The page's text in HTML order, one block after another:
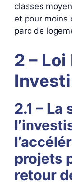
classes
et pour moins
parc de
2 –
2.1 –
projets
retour